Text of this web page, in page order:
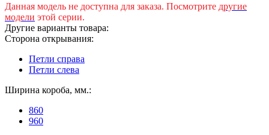
Данная модель не доступна для заказа. Посмотрите другие
модели этой серии.
Другие варианты товара:
Сторона открывания:
Петли справа
Петли слева
Ширина короба, мм.:
860
960